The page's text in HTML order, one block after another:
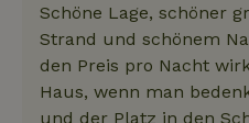
Schöne Lage, schöner
Strand und schönem
den Preis pro Nacht
Haus, wenn man
und der Platz in den